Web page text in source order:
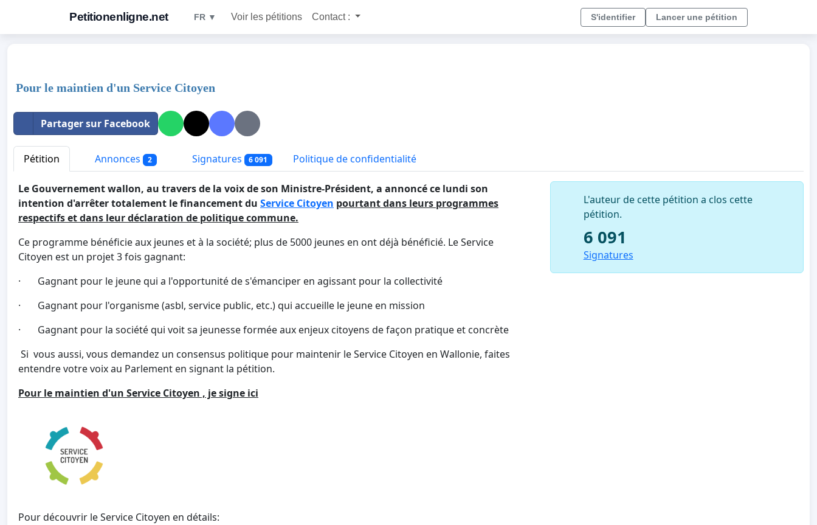
Petitionenligne.net FR ▼ Voir les pétitions Contact : S'identifier Lancer une pétition
Pour le maintien d'un Service Citoyen
Partager sur Facebook
Pétition Annonces 2 Signatures 6 091 Politique de confidentialité
Le Gouvernement wallon, au travers de la voix de son Ministre-Président, a annoncé ce lundi son
intention d'arrêter totalement le financement du Service Citoyen pourtant dans leurs programmes
respectifs et dans leur déclaration de politique commune.
Ce programme bénéficie aux jeunes et à la société; plus de 5000 jeunes en ont déjà bénéficié. Le Service
Citoyen est un projet 3 fois gagnant:
· Gagnant pour le jeune qui a l'opportunité de s'émanciper en agissant pour la collectivité
· Gagnant pour l'organisme (asbl, service public, etc.) qui accueille le jeune en mission
· Gagnant pour la société qui voit sa jeunesse formée aux enjeux citoyens de façon pratique et concrète
Si vous aussi, vous demandez un consensus politique pour maintenir le Service Citoyen en Wallonie, faites
entendre votre voix au Parlement en signant la pétition.
Pour le maintien d'un Service Citoyen , je signe ici
Pour découvrir le Service Citoyen en détails:
L'auteur de cette pétition a clos cette
pétition.
6 091
Signatures